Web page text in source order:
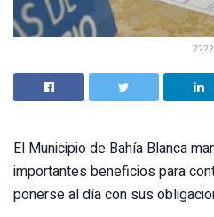
El Municipio de Bahía Blanca
importantes beneficios para
ponerse al día con sus